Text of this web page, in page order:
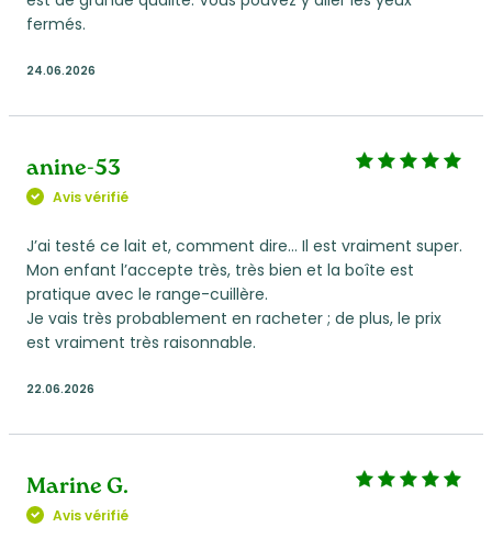
fermés.
24.06.2026
anine-53
Avis vérifié
J’ai testé ce lait et, comment dire… Il est vraiment super.
Mon enfant l’accepte très, très bien et la boîte est
pratique avec le range-cuillère.
Je vais très probablement en racheter ; de plus, le prix
est vraiment très raisonnable.
22.06.2026
Marine G.
Avis vérifié